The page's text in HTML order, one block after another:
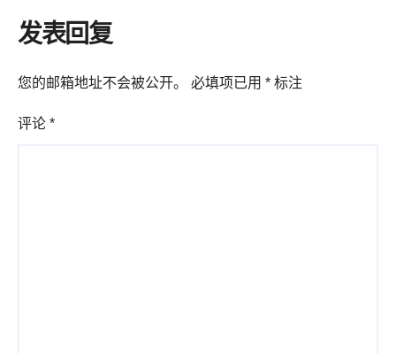
发表回复
您的邮箱地址不会被公开。 必填项已用 * 标注
评论 *